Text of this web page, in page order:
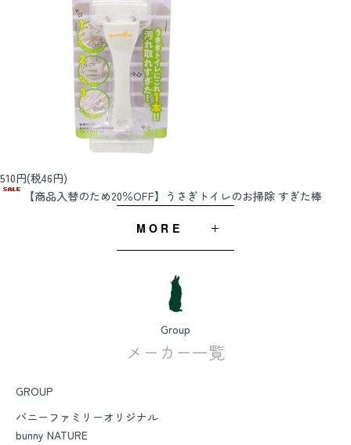
510円(税46円)
【商品入替のため20％OFF】うさぎトイレのお掃除 すぎた棒
MORE
Group
メーカー一覧
GROUP
バニーファミリーオリジナル
bunny NATURE